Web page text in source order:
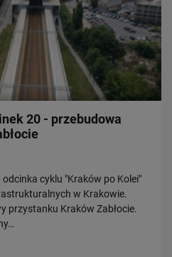
20 - przebudowa
cyklu "Kraków po Kolei"
w Krakowie.
przystanku Kraków Zabłocie.